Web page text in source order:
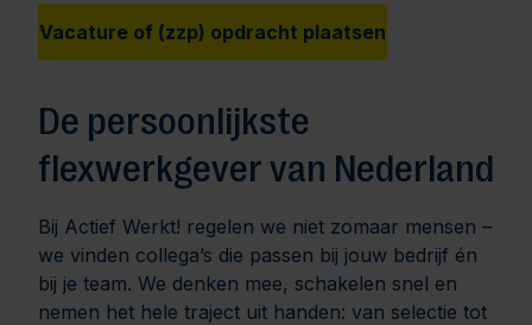
Vacature of (zzp) opdracht plaatsen
De persoonlijkste
flexwerkgever van Nederland
Bij Actief Werkt! regelen we niet zomaar mensen –
we vinden collega’s die passen bij jouw bedrijf én
bij je team. We denken mee, schakelen snel en
nemen het hele traject uit handen: van selectie tot